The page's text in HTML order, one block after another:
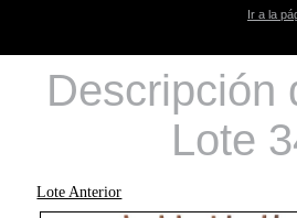
Ir a la
Descripción
Lote
Lote Anterior